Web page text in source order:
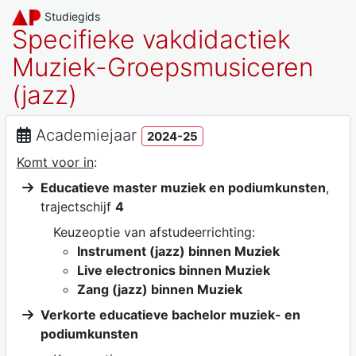
Studiegids
Specifieke vakdidactiek
Muziek-Groepsmusiceren
(jazz)
Academiejaar 2024-25
Komt voor in:
Educatieve master muziek en podiumkunsten,
trajectschijf 4
Keuzeoptie van afstudeerrichting:
Instrument (jazz) binnen Muziek
Live electronics binnen Muziek
Zang (jazz) binnen Muziek
Verkorte educatieve bachelor muziek- en
podiumkunsten